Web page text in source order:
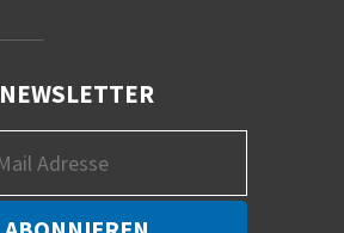
NEWSLETTER